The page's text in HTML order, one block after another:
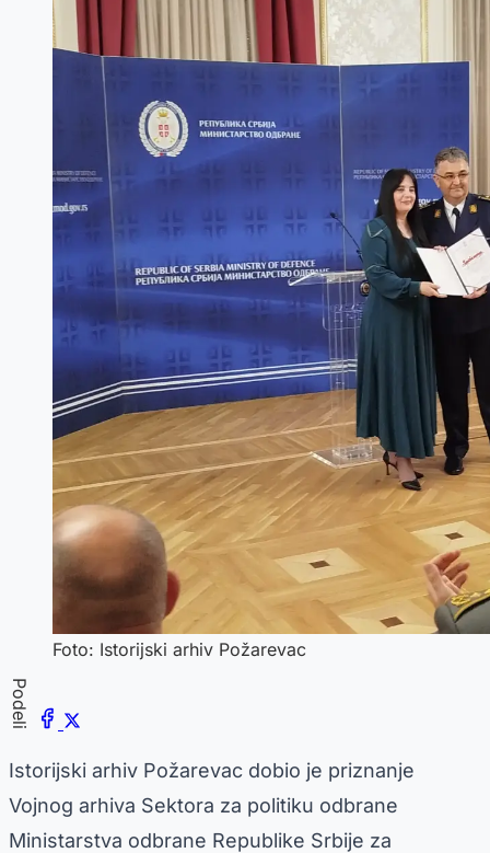
Foto: Istorijski arhiv Požarevac
Podeli
Istorijski arhiv Požarevac dobio je priznanje
Vojnog arhiva Sektora za politiku odbrane
Ministarstva odbrane Republike Srbije za